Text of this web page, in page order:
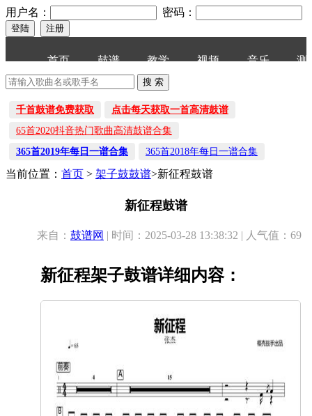
用户名： 密码：
首页 鼓谱 教学 视频 音乐 测
千首鼓谱免费获取
点击每天获取一首高清鼓谱
65首2020抖音热门歌曲高清鼓谱合集
365首2019年每日一谱合集
365首2018年每日一谱合集
当前位置： 首页 > 架子鼓鼓谱>新征程鼓谱
新征程鼓谱
来自： 鼓谱网 | 时间：2025-03-28 13:38:32 | 人气值：69
新征程架子鼓谱详细内容：